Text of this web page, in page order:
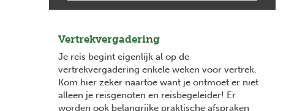
Vertrekvergadering
Je reis begint eigenlijk al op de
vertrekvergadering enkele weken voor vertrek.
Kom hier zeker naartoe want je ontmoet er niet
alleen je reisgenoten en reisbegeleider! Er
worden ook belangrijke praktische afspraken